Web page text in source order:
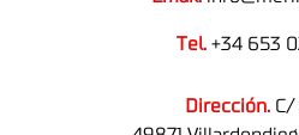
Tel. +34 653
Dirección.C/